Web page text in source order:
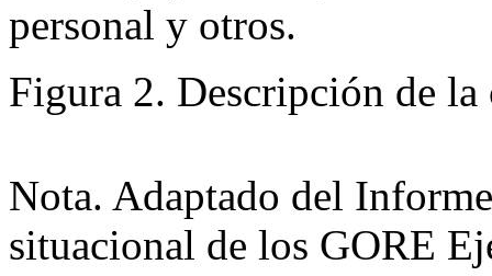
personal y otros.
Figura 2. Descripción de la
Nota. Adaptado del
situacional de los GORE